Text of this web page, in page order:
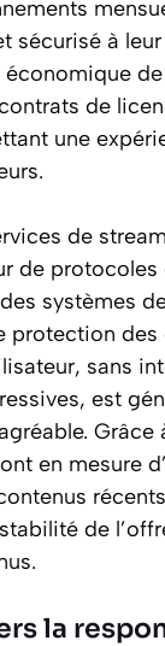
sécurisé à
de
une
de
de protocoles
systèmes
protection des
sans
est
Grâce
en mesure
de
la